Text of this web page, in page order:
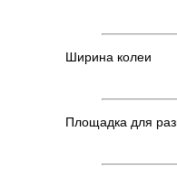
Ширина колеи
Площадка для